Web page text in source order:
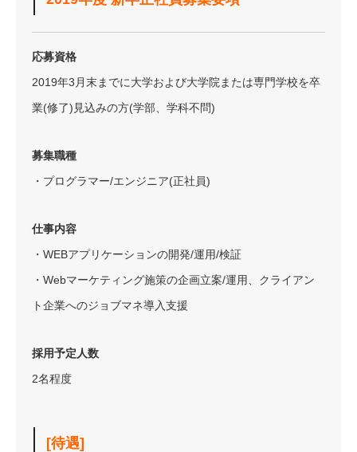
応募資格
2019年3月末までに大学および大学院または専門学校を卒
業(修了)見込みの方(学部、学科不問)
募集職種
・プログラマー/エンジニア(正社員)
仕事内容
・WEBアプリケーションの開発/運用/検証
・Webマーケティング施策の企画立案/運用、クライアン
ト企業へのジョブマネ導入支援
採用予定人数
2名程度
[待遇]